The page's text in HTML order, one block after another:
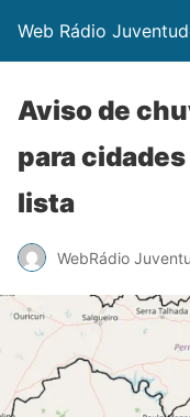
Web Rádio
Aviso de
para
lista
WebRádio